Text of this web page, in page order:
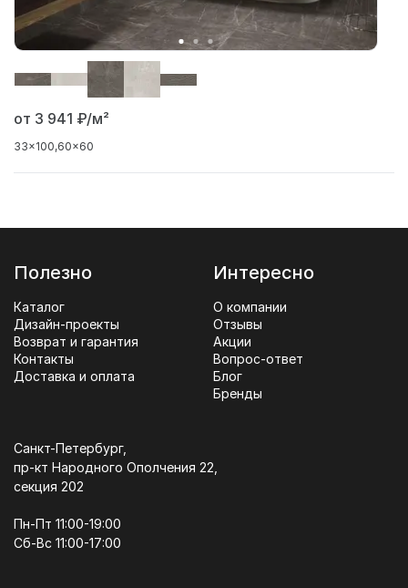
от 3 941 ₽/м²
33x100 60x60
Полезно
Каталог
Дизайн-проекты
Возврат и гарантия
Контакты
Доставка и оплата
Интересно
О компании
Отзывы
Акции
Вопрос-ответ
Блог
Бренды
Санкт-Петербург,
пр-кт Народного Ополчения 22,
секция 202
Пн-Пт 11:00-19:00
Сб-Вс 11:00-17:00